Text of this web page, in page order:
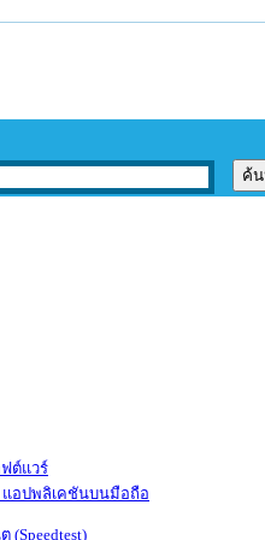
ต์แวร์
แอปพลิเคชันบนมือถือ
(Speedtest)